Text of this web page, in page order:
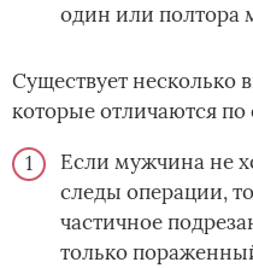
один или полтора
Существует несколько
которые отличаются
Если мужчина не
следы операции,
частичное
только